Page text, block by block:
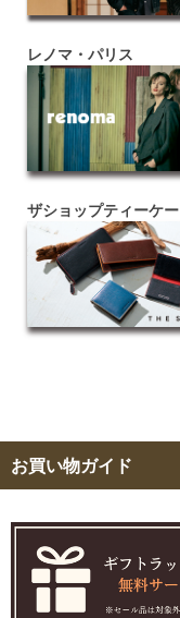
レノマ・パリス
ザショップティーケー
お買い物ガイド